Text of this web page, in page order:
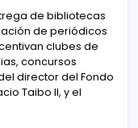
de bibliotecas
de periódicos
clubes de
concursos
director del Fondo
Taibo II, y el